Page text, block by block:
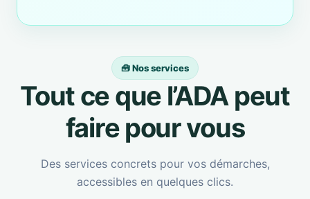
🧰 Nos services
Tout ce que l’ADA peut
faire pour vous
Des services concrets pour vos démarches,
accessibles en quelques clics.